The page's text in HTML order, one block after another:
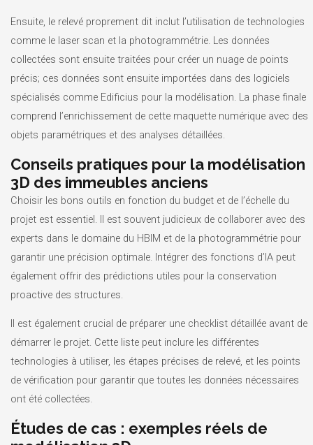
Ensuite, le relevé proprement dit inclut l’utilisation de technologies
comme le laser scan et la photogrammétrie. Les données
collectées sont ensuite traitées pour créer un nuage de points
précis; ces données sont ensuite importées dans des logiciels
spécialisés comme Edificius pour la modélisation. La phase finale
comprend l’enrichissement de cette maquette numérique avec des
objets paramétriques et des analyses détaillées.
Conseils pratiques pour la modélisation
3D des immeubles anciens
Choisir les bons outils en fonction du budget et de l’échelle du
projet est essentiel. Il est souvent judicieux de collaborer avec des
experts dans le domaine du HBIM et de la photogrammétrie pour
garantir une précision optimale. Intégrer des fonctions d’IA peut
également offrir des prédictions utiles pour la conservation
proactive des structures.
Il est également crucial de préparer une checklist détaillée avant de
démarrer le projet. Cette liste peut inclure les différentes
technologies à utiliser, les étapes précises de relevé, et les points
de vérification pour garantir que toutes les données nécessaires
ont été collectées.
Études de cas : exemples réels de